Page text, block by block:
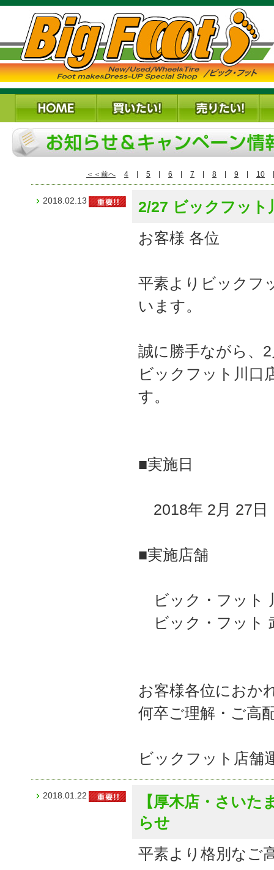
＜＜前へ 4 5 6 7 8 9 10
2018.02.13
2/27 ビックフッ
お客様 各位
平素よりビックフ
います。
誠に勝手ながら、
ビックフット川口
す。
■実施日
2018年 2月 27
■実施店舗
ビック・フット
ビック・フット
お客様各位におか
何卒ご理解・ご高
ビックフット店舗
2018.01.22
【厚木店・さいた
らせ
平素より格別なご